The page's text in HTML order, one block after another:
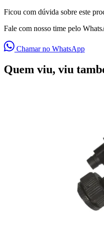
Ficou com dúvida sobre este
Fale com nosso time pelo
Chamar no WhatsApp
Quem viu, viu